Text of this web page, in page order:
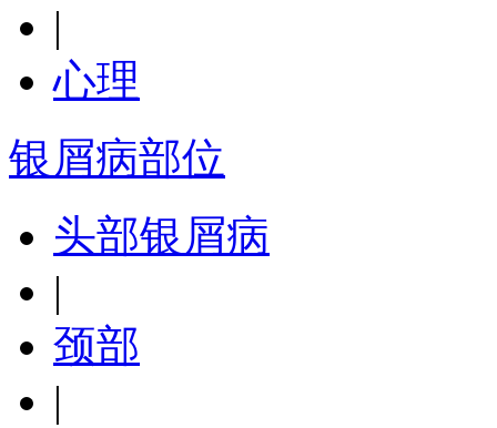
|
心理
银屑病部位
头部银屑病
|
颈部
|